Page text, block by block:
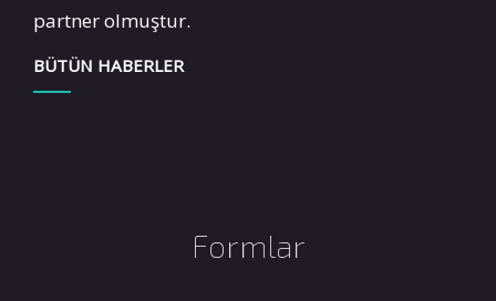
partner olmuştur.
BÜTÜN HABERLER
Formlar